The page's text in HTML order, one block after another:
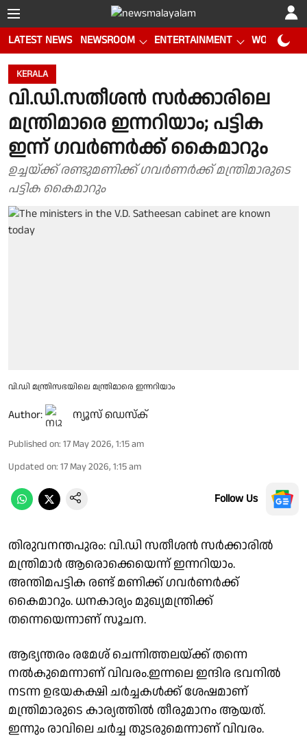
LATEST NEWS NEWSROOM ENTERTAINMENT WORLD CUP
KERALA
വി.ഡി.സതീശൻ സർക്കാരിലെ
മന്ത്രിമാരെ ഇന്നറിയാം; പട്ടിക
ഇന്ന് ഗവർണർക്ക് കൈമാറും
ഉച്ചയ്ക്ക് രണ്ടുമണിക്ക് ഗവർണർക്ക് മന്ത്രിമാരുടെ
പട്ടിക കൈമാറും
വി.ഡി മന്ത്രിസഭയിലെ മന്ത്രിമാരെ ഇന്നറിയാം
Author: ന്യൂസ് ഡെസ്ക്
Published on: 17 May 2026, 1:15 am
Updated on: 17 May 2026, 1:15 am
Follow Us
തിരുവനന്തപുരം: വി.ഡി സതീശൻ സർക്കാരിൽ
മന്ത്രിമാർ ആരൊക്കെയെന്ന് ഇന്നറിയാം.
അന്തിമപട്ടിക രണ്ട് മണിക്ക് ഗവർണർക്ക്
കൈമാറും. ധനകാര്യം മുഖ്യമന്ത്രിക്ക്
തന്നെയെന്നാണ് സൂചന.
ആഭ്യന്തരം രമേശ് ചെന്നിത്തലയ്ക്ക് തന്നെ
നൽകുമെന്നാണ് വിവരം.ഇന്നലെ ഇന്ദിര ഭവനിൽ
നടന്ന ഉഭയകക്ഷി ചർച്ചകൾക്ക് ശേഷമാണ്
മന്ത്രിമാരുടെ കാര്യത്തിൽ തീരുമാനം ആയത്.
ഇന്നും രാവിലെ ചർച്ച തുടരുമെന്നാണ് വിവരം.